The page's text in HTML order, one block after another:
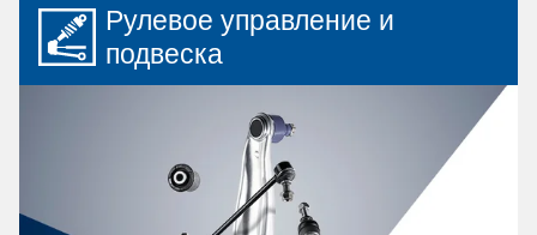
Рулевое управление и
подвеска